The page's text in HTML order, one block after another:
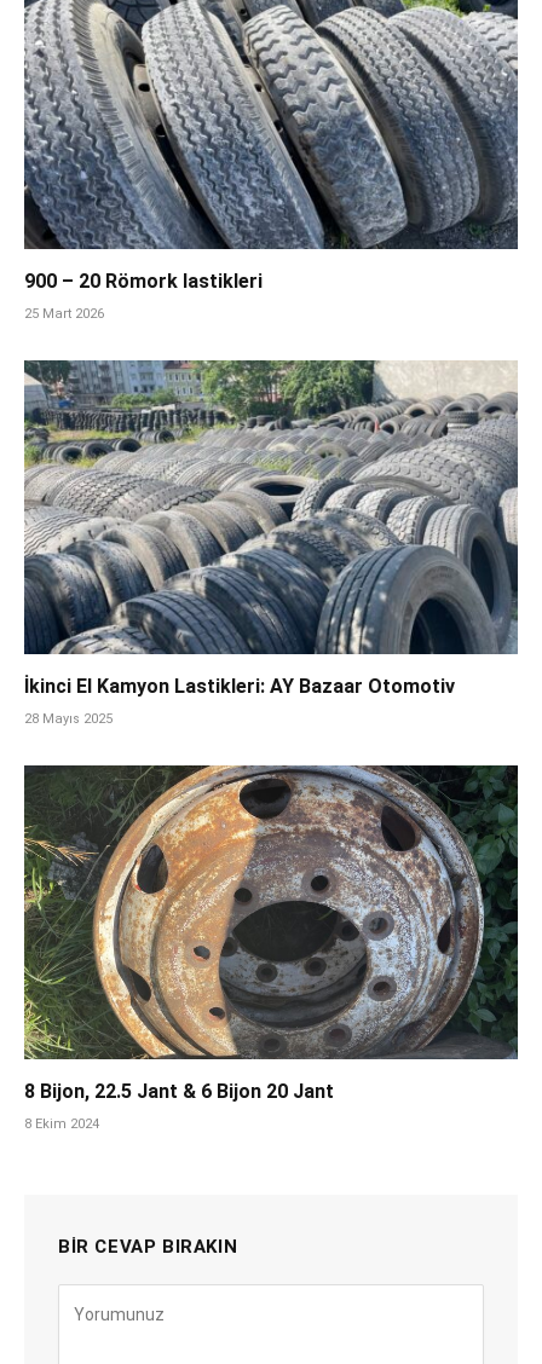
900 – 20 Römork lastikleri
25 Mart 2026
İkinci El Kamyon Lastikleri: AY Bazaar Otomotiv
28 Mayıs 2025
8 Bijon, 22.5 Jant & 6 Bijon 20 Jant
8 Ekim 2024
BIR CEVAP BIRAKIN